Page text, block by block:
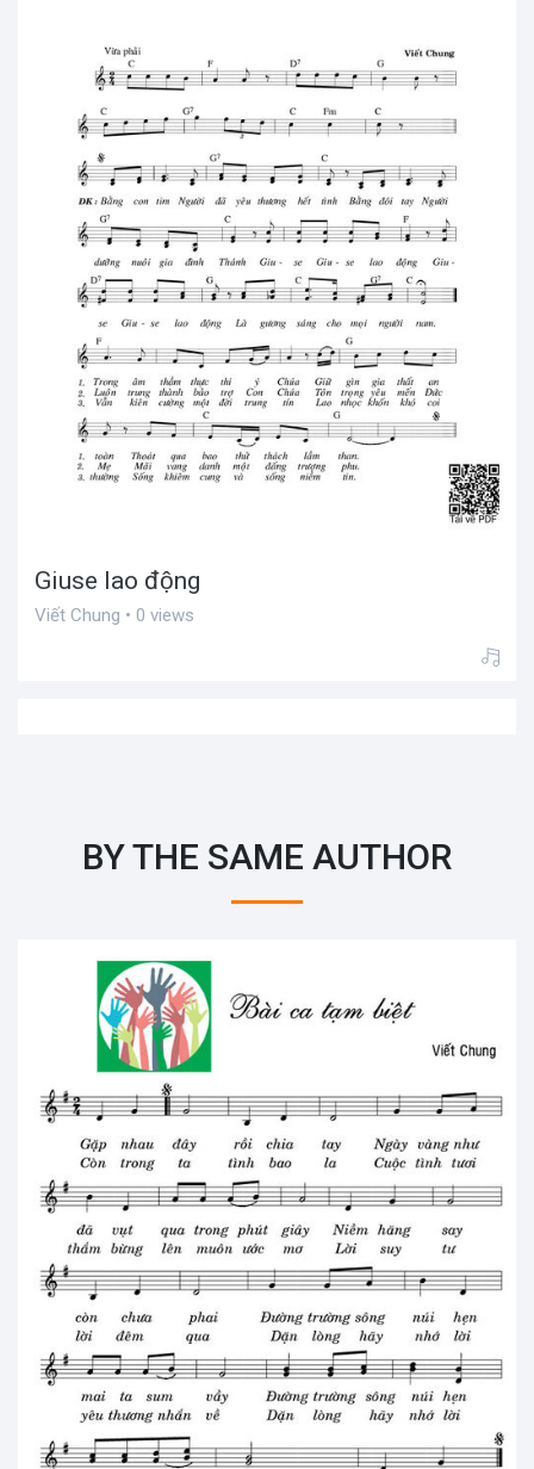
Giuse lao động
Viết Chung • 0 views
BY THE SAME AUTHOR